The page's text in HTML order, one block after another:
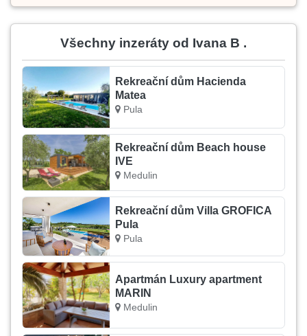
Všechny inzeráty od Ivana B .
Rekreační dům Hacienda
Matea
Pula
Rekreační dům Beach house
IVE
Medulin
Rekreační dům Villa GROFICA
Pula
Pula
Apartmán Luxury apartment
MARIN
Medulin